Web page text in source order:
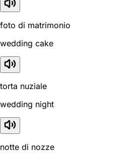
foto di matrimonio
wedding cake
torta nuziale
wedding night
notte di nozze